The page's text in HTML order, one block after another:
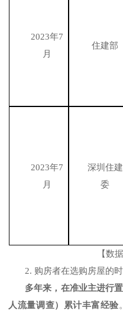
2023年7
月
住建部
2023年7
月
深圳住建
委
【数
2. 购房者在选购房屋的
多年来，在准业主进行
人流量调查）累计丰富经验